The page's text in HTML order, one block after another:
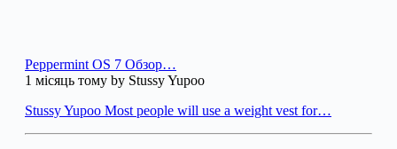
Peppermint OS 7 Обзор…
1 місяць тому by Stussy Yupoo
Stussy Yupoo Most people will use a weight vest for…